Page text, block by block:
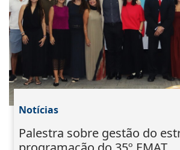
Notícias
Palestra sobre gestão do